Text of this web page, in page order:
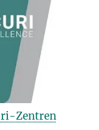
Zentren